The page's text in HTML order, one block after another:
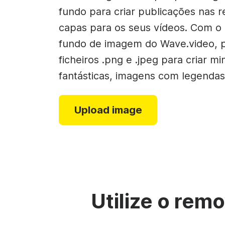
See all →
Criador de GIFs
fundo para criar publicações nas
capas para os seus vídeos. Com
fundo de imagem do Wave.video,
ficheiros .png e .jpeg para criar
fantásticas, imagens com
Upload image
Utilize o